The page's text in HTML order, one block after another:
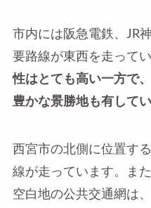
市内には阪急電鉄、JR
要路線が東西を走ってい
性はとても高い一方で
豊かな景勝地も有して
西宮市の北側に位置す
線が走っています。ま
空白地の公共交通網は